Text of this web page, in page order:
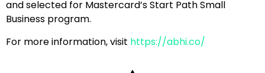
and selected for Mastercard’s Start Path Small
Business program.
For more information, visit https://abhi.co/